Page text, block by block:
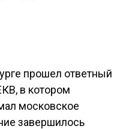
прошел ответный
в котором
московское
завершилось